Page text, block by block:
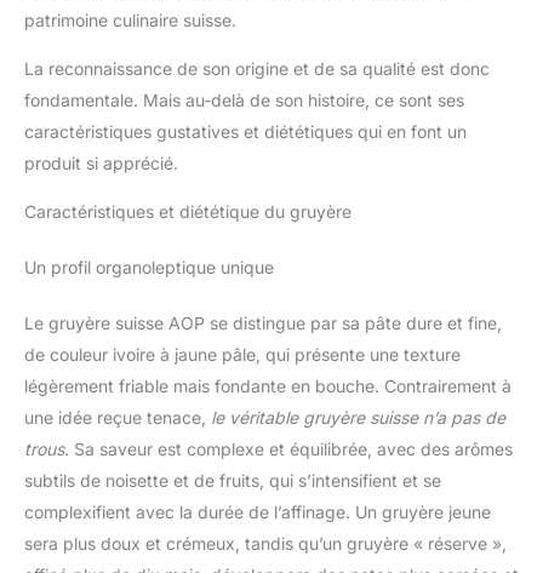
patrimoine culinaire suisse.
La reconnaissance de son origine et de sa qualité est donc
fondamentale. Mais au-delà de son histoire, ce sont ses
caractéristiques gustatives et diététiques qui en font un
produit si apprécié.
Caractéristiques et diététique du gruyère
Un profil organoleptique unique
Le gruyère suisse AOP se distingue par sa pâte dure et fine,
de couleur ivoire à jaune pâle, qui présente une texture
légèrement friable mais fondante en bouche. Contrairement à
une idée reçue tenace, le véritable gruyère suisse n’a pas de
trous. Sa saveur est complexe et équilibrée, avec des arômes
subtils de noisette et de fruits, qui s’intensifient et se
complexifient avec la durée de l’affinage. Un gruyère jeune
sera plus doux et crémeux, tandis qu’un gruyère « réserve »,